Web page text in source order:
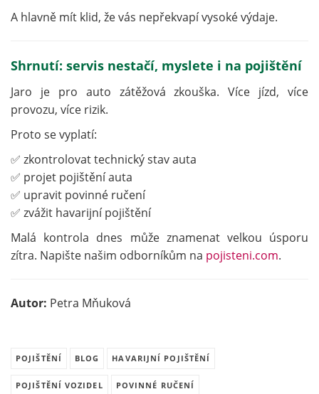
A hlavně mít klid, že vás nepřekvapí vysoké výdaje.
Shrnutí: servis nestačí, myslete i na pojištění
Jaro je pro auto zátěžová zkouška. Více jízd, více
provozu, více rizik.
Proto se vyplatí:
✅ zkontrolovat technický stav auta
✅ projet pojištění auta
✅ upravit povinné ručení
✅ zvážit havarijní pojištění
Malá kontrola dnes může znamenat velkou úsporu
zítra. Napište našim odborníkům na pojisteni.com.
Autor: Petra Mňuková
POJIŠTĚNÍ BLOG HAVARIJNÍ POJIŠTĚNÍ
POJIŠTĚNÍ VOZIDEL POVINNÉ RUČENÍ